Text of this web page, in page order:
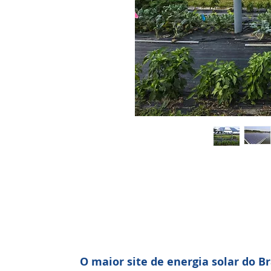
O maior site de energia solar do